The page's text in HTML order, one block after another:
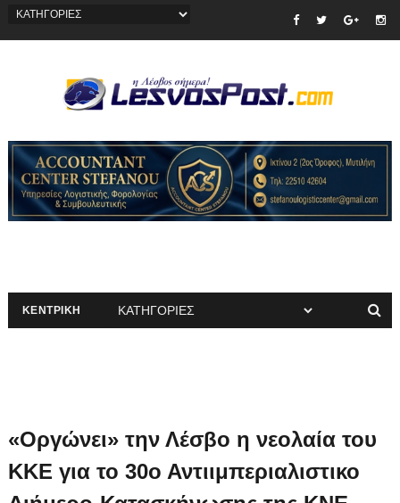
ΚΕΝΤΡΙΚΗ
«Οργώνει» την Λέσβο η νεολαία του
ΚΚΕ για το 30ο Αντιιμπεριαλιστικο